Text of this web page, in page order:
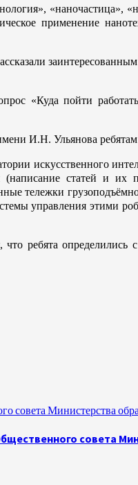
«наночастица»,
применение
«Куда пойти
И.Н. Ульянова
искусственного
статей и их
тележки
управления этими
ребята
совета Министерства
совета